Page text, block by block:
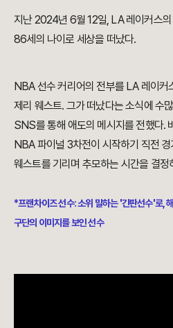
지난 2024년 6월 12일, LA 레이커스의
86세의 나이로 세상을 떠났다.
NBA 선수 커리어의 전부를 LA 레이커
제리 웨스트. 그가 떠났다는 소식에 수
SNS를 통해 애도의 메시지를 전했다.
NBA 파이널 3차전이 시작하기 직전
웨스트를 기리며 추모하는 시간을 결정
*프랜차이즈 선수: 소위 말하는 '간판선수'로,
구단의 이미지를 보인 선수